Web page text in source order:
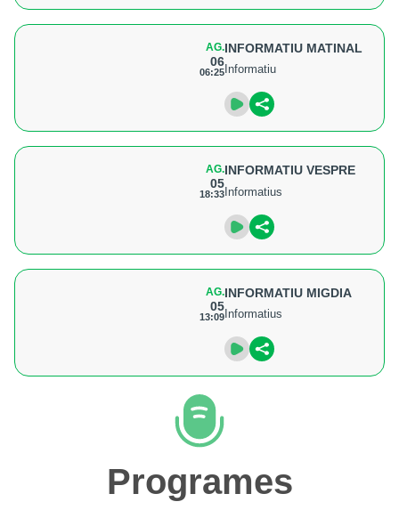
AG.
06
06:25
INFORMATIU MATINAL
Informatiu
AG.
05
18:33
INFORMATIU VESPRE
Informatius
AG.
05
13:09
INFORMATIU MIGDIA
Informatius
Programes